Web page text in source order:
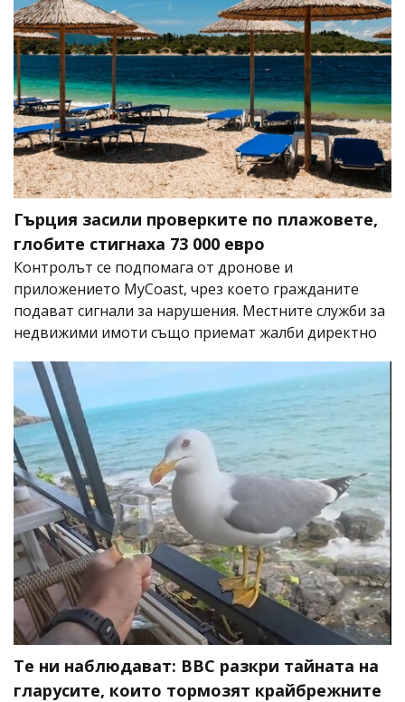
Гърция засили проверките по плажовете,
глобите стигнаха 73 000 евро
Контролът се подпомага от дронове и
приложението MyCoast, чрез което гражданите
подават сигнали за нарушения. Местните служби за
недвижими имоти също приемат жалби директно
Те ни наблюдават: BBC разкри тайната на
гларусите, които тормозят крайбрежните